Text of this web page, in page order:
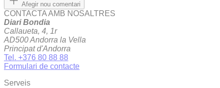
Afegir nou comentari
CONTACTA AMB NOSALTRES
Diari Bondia
Callaueta, 4, 1r
AD500 Andorra la Vella
Principat d'Andorra
Tel. +376 80 88 88
Formulari de contacte
Serveis